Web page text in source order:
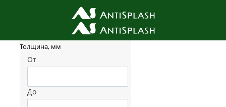
Фильтр товаров
Толщина, мм
От
До